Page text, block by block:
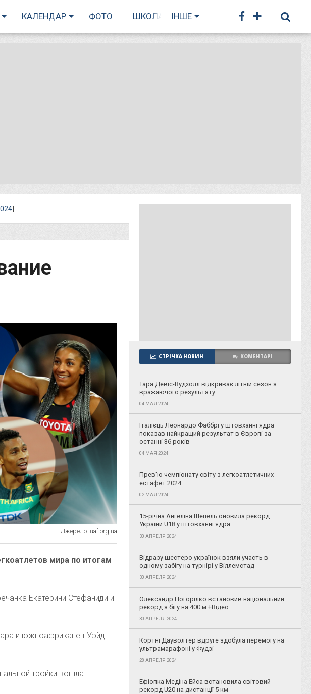
КАЛЕНДАР ФОТО ШКОЛА БІГУ
ІНШЕ
I
Джерело: uaf.org.ua
мира по итогам
Екатерини Стефаниди и
и южноафриканец Уэйд
тройки вошла
СТРІЧКА НОВИН КОМЕНТАРІ
Тара Девіс-Вудхолл відкриває літній сезон з
вражаючого результату
04 МАЯ 2024
Італієць Леонардо Фаббрі у штовханні ядра
показав найкращий результат в Європі за
останні 36 років
04 МАЯ 2024
Прев'ю чемпіонату світу з легкоатлетичних
естафет 2024
02 МАЯ 2024
15-річна Ангеліна Шепель оновила рекорд
України U18 у штовханні ядра
30 АПРЕЛЯ 2024
Відразу шестеро українок взяли участь в
одному забігу на турнірі у Віллемстад
30 АПРЕЛЯ 2024
Олександр Погорілко встановив національний
рекорд з бігу на 400 м +Відео
30 АПРЕЛЯ 2024
Кортні Дауволтер вдруге здобула перемогу на
ультрамарафоні у Фудзі
28 АПРЕЛЯ 2024
Ефіопка Медіна Ейса встановила світовий
рекорд U20 на дистанції 5 км